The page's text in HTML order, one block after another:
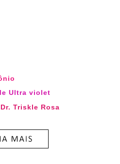
Ultra violet
Triskle Rosa